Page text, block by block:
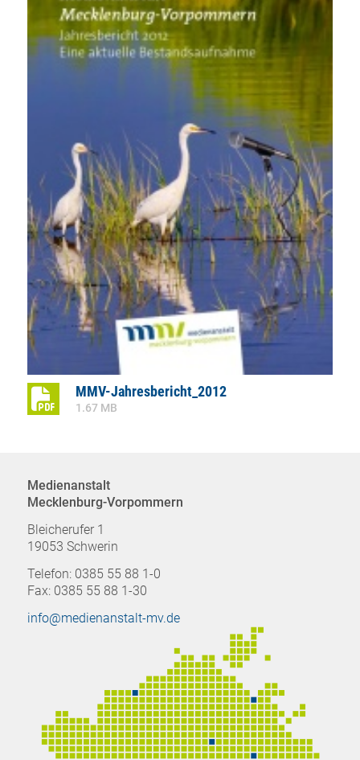
MMV-Jahresbericht_2012
1.67 MB
Medienanstalt
Mecklenburg-Vorpommern
Bleicherufer 1
19053 Schwerin
Telefon: 0385 55 88 1-0
Fax: 0385 55 88 1-30
info@medienanstalt-mv.de